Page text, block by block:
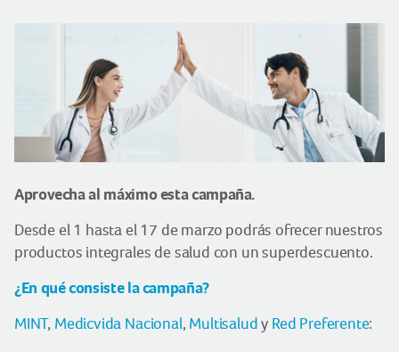
Aprovecha al máximo esta campaña.
Desde el 1 hasta el 17 de marzo podrás ofrecer nuestros
productos integrales de salud con un superdescuento.
¿En qué consiste la campaña?
MINT, Medicvida Nacional, Multisalud y Red Preferente: